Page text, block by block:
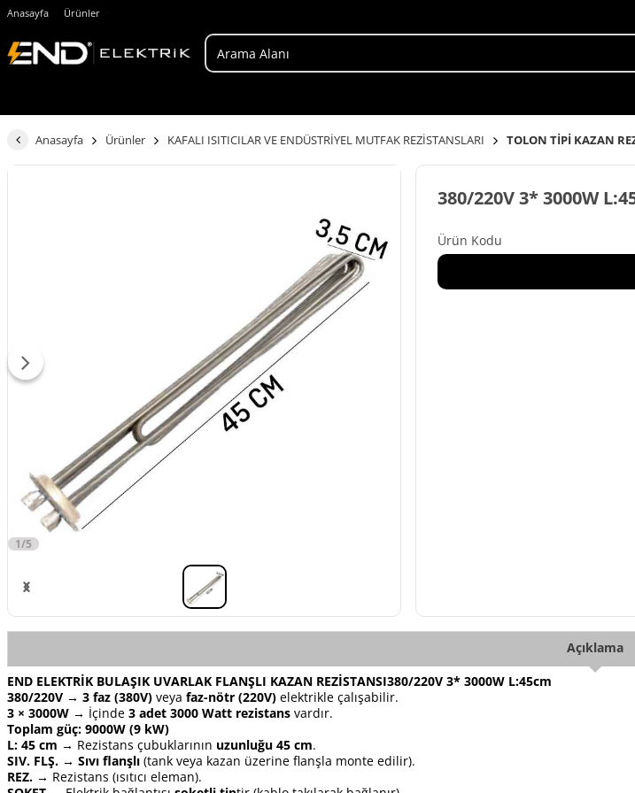
Anasayfa Ürünler
Anasayfa Ürünler KAFALI ISITICILAR VE ENDÜSTRİYEL MUTFAK REZİSTANSLARI TOLON TİPİ KAZAN
1/5
380/220V 3* 3000W
Açıklama
END ELEKTRİK BULAŞIK UVARLAK FLANŞLI KAZAN REZİSTANSI380/220V 3* 3000W L:45cm
380/220V → 3 faz (380V) veya faz-nötr (220V) elektrikle çalışabilir.
3 × 3000W → İçinde 3 adet 3000 Watt rezistans vardır.
Toplam güç: 9000W (9 kW)
L: 45 cm → Rezistans çubuklarının uzunluğu 45 cm.
SIV. FLŞ. → Sıvı flanşlı (tank veya kazan üzerine flanşla monte edilir).
REZ. → Rezistans (ısıtıcı eleman).